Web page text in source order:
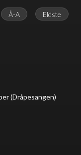
Å-A Eldste
(Dråpesangen)